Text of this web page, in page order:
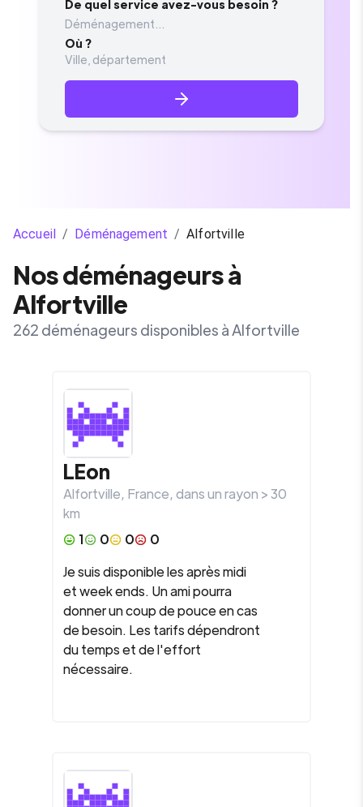
De quel service avez-vous besoin ?
Déménagement...
Où ?
Accueil / Déménagement / Alfortville
Nos déménageurs à
Alfortville
262 déménageurs disponibles à Alfortville
LEon
Alfortville, France, dans un rayon >30
km
1
0 0
0
Je suis disponible les après midi
et week ends. Un ami pourra
donner un coup de pouce en cas
de besoin. Les tarifs dépendront
du temps et de l'effort
nécessaire.